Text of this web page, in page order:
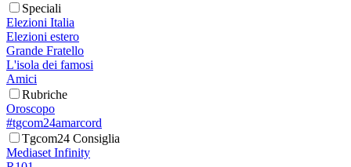
Speciali
Elezioni Italia
Elezioni estero
Grande Fratello
L'isola dei famosi
Amici
Rubriche
Oroscopo
#tgcom24amarcord
Tgcom24 Consiglia
Mediaset Infinity